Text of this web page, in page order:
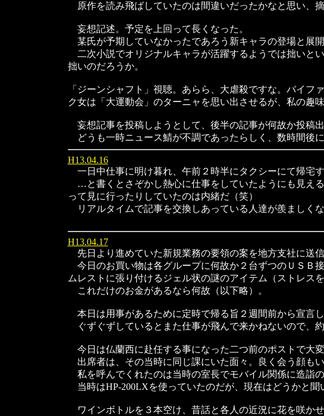
原作を読み飛ばしていたのは間違いだったかなと思い、
妄想記述。予定を上回って長くなった。
某氏が予期していなかったであろう新キャラの登場と展
二次小説でオリジナルキャラが活躍するようでは拙いと
拙いのだろうか。
「ジーンシャフト」視聴。あらら、大虐殺ですな。バイ
ク女は「大運動会」のターニャを思い出させるが、私の趣
妄想記事を投稿しようとして、後半の記事が何故か投稿出
どうも一時ニュース鯖が不調であったらしく、数時間後に
H13.04.16
一日中仕事に明け暮れ、午前２時半にタクシーにて帰宅す
…と書くとさぞかし熱心に仕事をしていたようにも見える
って見に行ったりしていたのは内緒だ（笑）
リアルタイムで記事を交換しあっている人達が羨ましくな
H13.04.17
先日より進めていた新規業務の要領の案を地方支社に送
今日のお買い物は各グループに何故か２台ずつのＵＳＢ
ムレストに張り付けるジェル状の謎のアイテム（ストレス
これだけのお金があるなら何故（以下略）。
本日は用事があるために定時で帰る旨２週間前から宣言し
ぐずぐずしているとまた仕事が飛んで来かねないので、
今日は仏蘭西に赴任する事になった二つ前のポストで大
出席者は、その当時に同じ課にいた面々。良く会う顔も
私を呼んでくれたのは当時の室長でモバイル関係に造詣の
当時はHP-200LXを使っていたのだが、現在はどうかと聞
ワインボトルを３本空け、昔話と各人の近況に花を咲かせ